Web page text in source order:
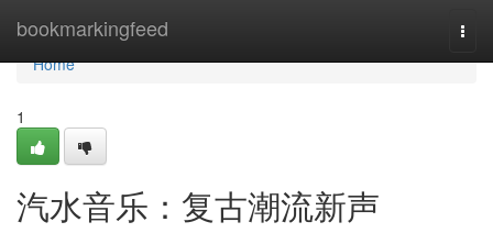
bookmarkingfeed
Home
Home
1
汽水音乐：复古潮流新声